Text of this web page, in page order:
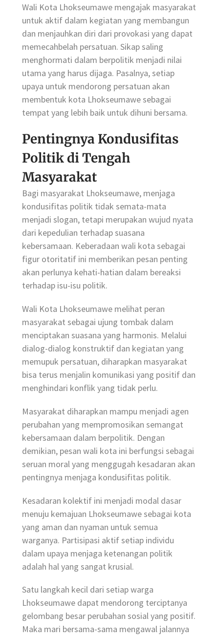
Wali Kota Lhokseumawe mengajak masyarakat
untuk aktif dalam kegiatan yang membangun
dan menjauhkan diri dari provokasi yang dapat
memecahbelah persatuan. Sikap saling
menghormati dalam berpolitik menjadi nilai
utama yang harus dijaga. Pasalnya, setiap
upaya untuk mendorong persatuan akan
membentuk kota Lhokseumawe sebagai
tempat yang lebih baik untuk dihuni bersama.
Pentingnya Kondusifitas
Politik di Tengah
Masyarakat
Bagi masyarakat Lhokseumawe, menjaga
kondusifitas politik tidak semata-mata
menjadi slogan, tetapi merupakan wujud nyata
dari kepedulian terhadap suasana
kebersamaan. Keberadaan wali kota sebagai
figur otoritatif ini memberikan pesan penting
akan perlunya kehati-hatian dalam bereaksi
terhadap isu-isu politik.
Wali Kota Lhokseumawe melihat peran
masyarakat sebagai ujung tombak dalam
menciptakan suasana yang harmonis. Melalui
dialog-dialog konstruktif dan kegiatan yang
memupuk persatuan, diharapkan masyarakat
bisa terus menjalin komunikasi yang positif dan
menghindari konflik yang tidak perlu.
Masyarakat diharapkan mampu menjadi agen
perubahan yang mempromosikan semangat
kebersamaan dalam berpolitik. Dengan
demikian, pesan wali kota ini berfungsi sebagai
seruan moral yang menggugah kesadaran akan
pentingnya menjaga kondusifitas politik.
Kesadaran kolektif ini menjadi modal dasar
menuju kemajuan Lhokseumawe sebagai kota
yang aman dan nyaman untuk semua
warganya. Partisipasi aktif setiap individu
dalam upaya menjaga ketenangan politik
adalah hal yang sangat krusial.
Satu langkah kecil dari setiap warga
Lhokseumawe dapat mendorong terciptanya
gelombang besar perubahan sosial yang positif.
Maka mari bersama-sama mengawal jalannya